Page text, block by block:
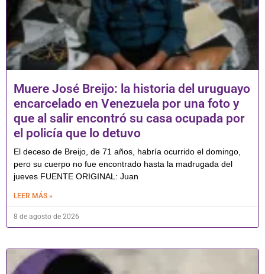
Muere José Breijo: la historia del uruguayo
encarcelado en Venezuela por una foto y
que al salir encontró su casa ocupada por
el policía que lo detuvo
El deceso de Breijo, de 71 años, habría ocurrido el domingo,
pero su cuerpo no fue encontrado hasta la madrugada del
jueves FUENTE ORIGINAL: Juan
LEER MÁS »
8 de agosto de 2026